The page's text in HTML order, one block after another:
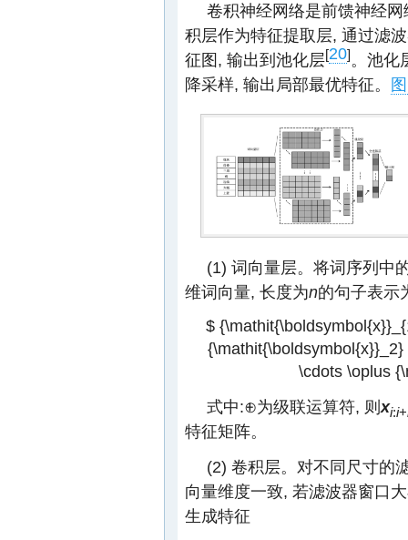
卷积神经网络是前馈神经
积层作为特征提取层, 通过滤
征图, 输出到池化层[20]。池化
降采样, 输出局部最优特征。
(1) 词向量层。将词序列中
维词向量, 长度为n的句子表示
$
\cdots \oplus
式中:⊕为级联运算符, 则xi:i+
特征矩阵。
(2) 卷积层。对不同尺寸的
向量维度一致, 若滤波器窗口
生成特征